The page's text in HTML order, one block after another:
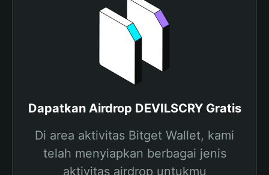
Dapatkan Airdrop DEVILSCRY Gratis
Di area aktivitas Bitget Wallet, kami
telah menyiapkan berbagai jenis
aktivitas airdrop untukmu